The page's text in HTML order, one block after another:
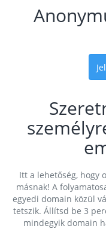
Itt a lehetőség, hogy
másnak! A
egyedi domain közül
tetszik. Állítsd be 3
mindegyik domain